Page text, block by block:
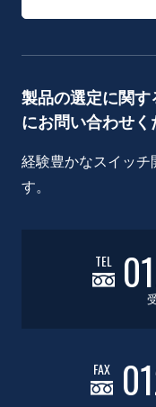
製品の選定に関
にお問い合わせく
経験豊かなスイッチ
す。
TEL
FAX